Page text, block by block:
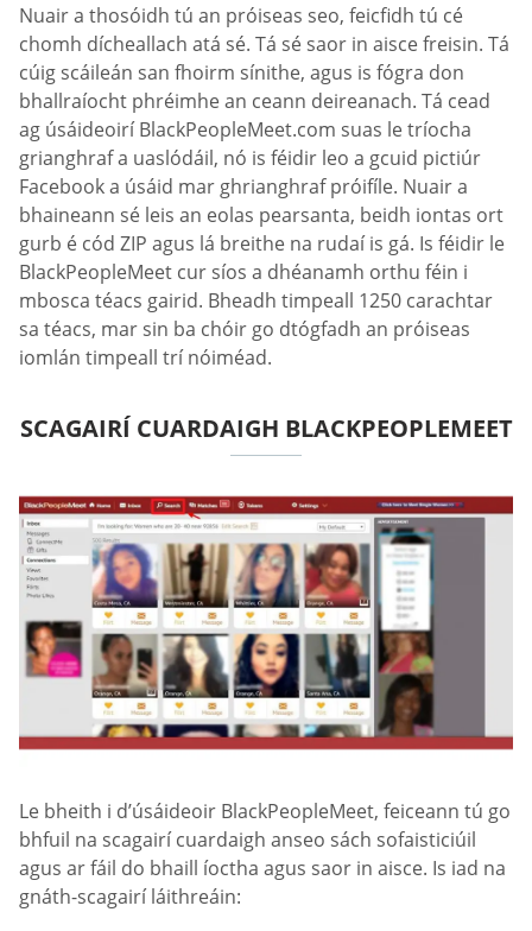
Nuair a thosóidh tú an próiseas seo, feicfidh tú cé
chomh dícheallach atá sé. Tá sé saor in aisce freisin. Tá
cúig scáileán san fhoirm sínithe, agus is fógra don
bhallraíocht phréimhe an ceann deireanach. Tá cead
ag úsáideoirí BlackPeopleMeet.com suas le tríocha
grianghraf a uaslódáil, nó is féidir leo a gcuid pictiúr
Facebook a úsáid mar ghrianghraf próifíle. Nuair a
bhaineann sé leis an eolas pearsanta, beidh iontas ort
gurb é cód ZIP agus lá breithe na rudaí is gá. Is féidir le
BlackPeopleMeet cur síos a dhéanamh orthu féin i
mbosca téacs gairid. Bheadh timpeall 1250 carachtar
sa téacs, mar sin ba chóir go dtógfadh an próiseas
iomlán timpeall trí nóiméad.
SCAGAIRÍ CUARDAIGH BLACKPEOPLEMEET
Le bheith i d’úsáideoir BlackPeopleMeet, feiceann tú go
bhfuil na scagairí cuardaigh anseo sách sofaisticiúil
agus ar fáil do bhaill íoctha agus saor in aisce. Is iad na
gnáth-scagairí láithreáin: